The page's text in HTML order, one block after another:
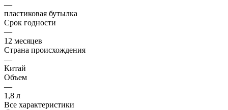
—
пластиковая бутылка
Срок годности
—
12 месяцев
Страна происхождения
—
Китай
Объем
—
1,8 л
Все характеристики